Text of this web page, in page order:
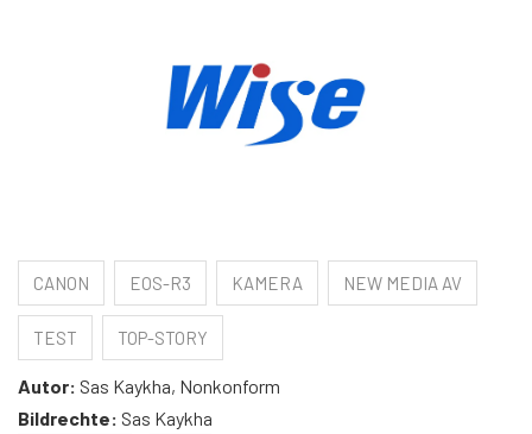
CANON EOS-R3 KAMERA NEW MEDIA AV
TEST TOP-STORY
Autor: Sas Kaykha, Nonkonform
Bildrechte: Sas Kaykha